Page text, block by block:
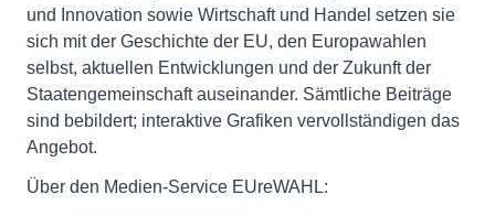
und Innovation sowie Wirtschaft und Handel setzen sie
sich mit der Geschichte der EU, den Europawahlen
selbst, aktuellen Entwicklungen und der Zukunft der
Staatengemeinschaft auseinander. Sämtliche Beiträge
sind bebildert; interaktive Grafiken vervollständigen das
Angebot.
Über den Medien-Service EUreWAHL: